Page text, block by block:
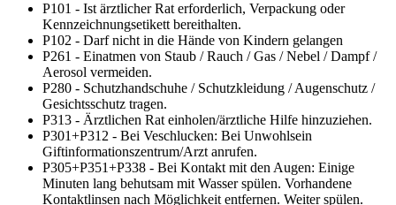
P101 - Ist ärztlicher Rat erforderlich, Verpackung oder
Kennzeichnungsetikett bereithalten.
P102 - Darf nicht in die Hände von Kindern gelangen
P261 - Einatmen von Staub / Rauch / Gas / Nebel / Dampf /
Aerosol vermeiden.
P280 - Schutzhandschuhe / Schutzkleidung / Augenschutz /
Gesichtsschutz tragen.
P313 - Ärztlichen Rat einholen/ärztliche Hilfe hinzuziehen.
P301+P312 - Bei Veschlucken: Bei Unwohlsein
Giftinformationszentrum/Arzt anrufen.
P305+P351+P338 - Bei Kontakt mit den Augen: Einige
Minuten lang behutsam mit Wasser spülen. Vorhandene
Kontaktlinsen nach Möglichkeit entfernen. Weiter spülen.